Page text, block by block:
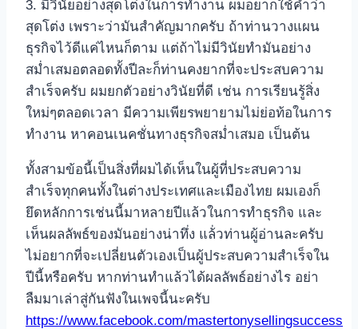
3. มีวินัยอย่างสุดโต่งในการทำงาน ผมอยากใช้คำว่า
สุดโต่ง เพราะว่ามันสำคัญมากครับ ถ้าท่านวางแผน
ธุรกิจไว้ดีแค่ไหนก็ตาม แต่ถ้าไม่มีวินัยทำมันอย่าง
สม่ำเสมอตลอดทั้งปีละก็ท่านคงยากที่จะประสบความ
สำเร็จครับ ผมยกตัวอย่างวินัยที่ดี เช่น การเรียนรู้สิ่ง
ใหม่ๆตลอดเวลา มีความเพียรพยายามไม่ย่อท้อในการ
ทำงาน หาคอนเนคชั่นทางธุรกิจสม่ำเสมอ เป็นต้น
ทั้งสามข้อนี้เป็นสิ่งที่ผมได้เห็นในผู้ที่ประสบความ
สำเร็จทุกคนทั้งในต่างประเทศและเมืองไทย ผมเองก็
ยึดหลักการเช่นนี้มาหลายปีแล้วในการทำธุรกิจ และ
เห็นผลลัพธ์ของมันอย่างน่าทึ่ง แล้่วท่านผู้อ่านละครับ
ไม่อยากที่จะเปลี่ยนตัวเองเป็นผู้ประสบความสำเร็จใน
ปีนี้หรือครับ หากท่านทำแล้วได้ผลลัพธ์อย่างไร อย่า
ลืมมาเล่าสู่กันฟังในเพจนี้นะครับ
https://www.facebook.com/mastertonysellingsuccess